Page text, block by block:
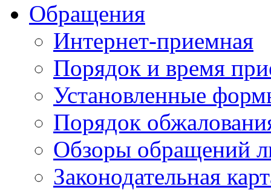
Обращения
Интернет-приемная
Порядок и время
Установленные
Порядок
Обзоры обращений
Законодательная